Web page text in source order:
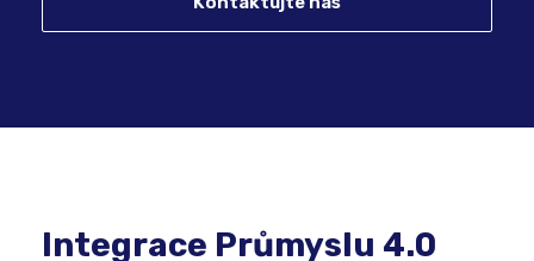
Integrace Průmyslu 4.0